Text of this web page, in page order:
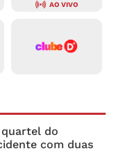
AO VIVO
quartel do
com duas